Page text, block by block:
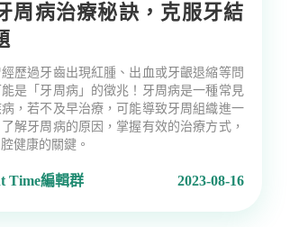
周病治療秘訣，克服牙結
歷過牙齒出現紅腫、出血或牙齦退縮等問
是「牙周病」的徵兆！牙周病是一種常見
，若不及早治療，可能導致牙周組織進一
解牙周病的原因，掌握有效的治療方式，
健康的關鍵。
Time編輯群 2023-08-16